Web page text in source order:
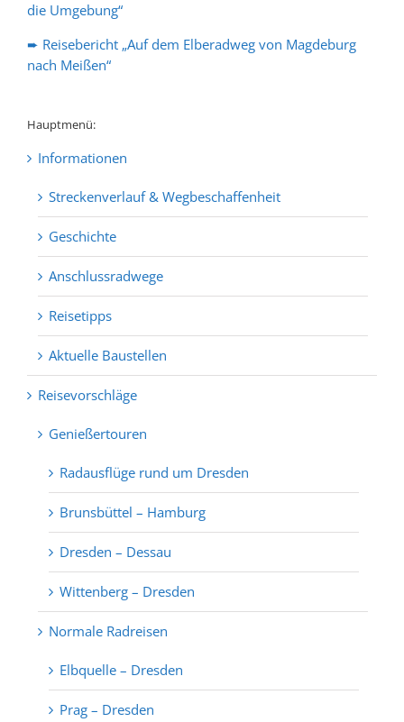
die Umgebung“
➨ Reisebericht „Auf dem Elberadweg von Magdeburg
nach Meißen“
Hauptmenü:
Informationen
Streckenverlauf & Wegbeschaffenheit
Geschichte
Anschlussradwege
Reisetipps
Aktuelle Baustellen
Reisevorschläge
Genießertouren
Radausflüge rund um Dresden
Brunsbüttel – Hamburg
Dresden – Dessau
Wittenberg – Dresden
Normale Radreisen
Elbquelle – Dresden
Prag – Dresden